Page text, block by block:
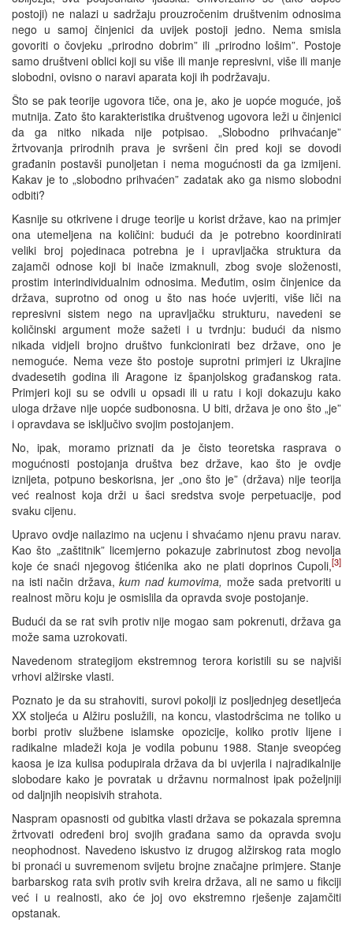
postoji) ne nalazi u sadržaju prouzročenim društvenim odnosima
nego u samoj činjenici da uvijek postoji jedno. Nema smisla
govoriti o čovjeku „prirodno dobrim” ili „prirodno lošim”. Postoje
samo društveni oblici koji su više ili manje represivni, više ili manje
slobodni, ovisno o naravi aparata koji ih podržavaju.
Što se pak teorije ugovora tiče, ona je, ako je uopće moguće, još
mutnija. Zato što karakteristika društvenog ugovora leži u činjenici
da ga nitko nikada nije potpisao. „Slobodno prihvaćanje”
žrtvovanja prirodnih prava je svršeni čin pred koji se dovodi
građanin postavši punoljetan i nema mogućnosti da ga izmijeni.
Kakav je to „slobodno prihvaćen” zadatak ako ga nismo slobodni
odbiti?
Kasnije su otkrivene i druge teorije u korist države, kao na primjer
ona utemeljena na količini: budući da je potrebno koordinirati
veliki broj pojedinaca potrebna je i upravljačka struktura da
zajamči odnose koji bi inače izmaknuli, zbog svoje složenosti,
prostim interindividualnim odnosima. Međutim, osim činjenice da
država, suprotno od onog u što nas hoće uvjeriti, više liči na
represivni sistem nego na upravljačku strukturu, navedeni se
količinski argument može sažeti i u tvrdnju: budući da nismo
nikada vidjeli brojno društvo funkcionirati bez države, ono je
nemoguće. Nema veze što postoje suprotni primjeri iz Ukrajine
dvadesetih godina ili Aragone iz španjolskog građanskog rata.
Primjeri koji su se odvili u opsadi ili u ratu i koji dokazuju kako
uloga države nije uopće sudbonosna. U biti, država je ono što „je”
i opravdava se isključivo svojim postojanjem.
No, ipak, moramo priznati da je čisto teoretska rasprava o
mogućnosti postojanja društva bez države, kao što je ovdje
iznijeta, potpuno beskorisna, jer „ono što je” (država) nije teorija
već realnost koja drži u šaci sredstva svoje perpetuacije, pod
svaku cijenu.
Upravo ovdje nailazimo na ucjenu i shvaćamo njenu pravu narav.
Kao što „zaštitnik” licemjerno pokazuje zabrinutost zbog nevolja
koje će snaći njegovog štićenika ako ne plati doprinos Cupoli,[3]
na isti način država, kum nad kumovima, može sada pretvoriti u
realnost mȍru koju je osmislila da opravda svoje postojanje.
Budući da se rat svih protiv nije mogao sam pokrenuti, država ga
može sama uzrokovati.
Navedenom strategijom ekstremnog terora koristili su se najviši
vrhovi alžirske vlasti.
Poznato je da su strahoviti, surovi pokolji iz posljednjeg desetljeća
XX stoljeća u Alžiru poslužili, na koncu, vlastodršcima ne toliko u
borbi protiv službene islamske opozicije, koliko protiv lijene i
radikalne mladeži koja je vodila pobunu 1988. Stanje sveopćeg
kaosa je iza kulisa podupirala država da bi uvjerila i najradikalnije
slobodare kako je povratak u državnu normalnost ipak poželjniji
od daljnjih neopisivih strahota.
Naspram opasnosti od gubitka vlasti država se pokazala spremna
žrtvovati određeni broj svojih građana samo da opravda svoju
neophodnost. Navedeno iskustvo iz drugog alžirskog rata moglo
bi pronaći u suvremenom svijetu brojne značajne primjere. Stanje
barbarskog rata svih protiv svih kreira država, ali ne samo u fikciji
već i u realnosti, ako će joj ovo ekstremno rješenje zajamčiti
opstanak.